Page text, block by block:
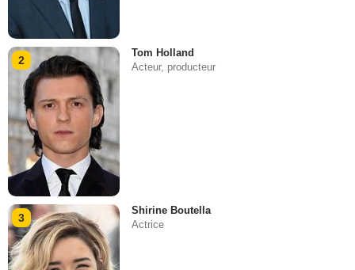
2
Tom Holland
Acteur, producteur
3
Shirine Boutella
Actrice